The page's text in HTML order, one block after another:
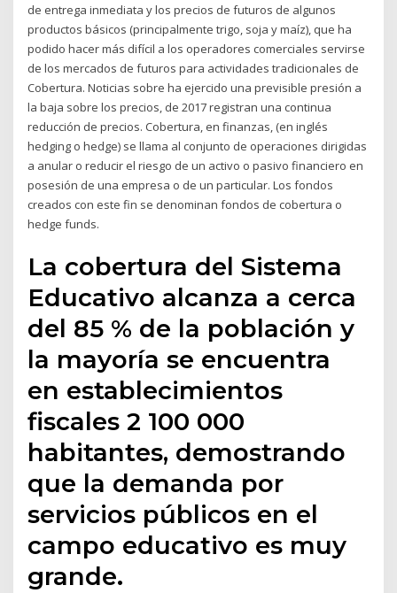
de entrega inmediata y los precios de futuros de algunos
productos básicos (principalmente trigo, soja y maíz), que ha
podido hacer más difícil a los operadores comerciales servirse
de los mercados de futuros para actividades tradicionales de
Cobertura. Noticias sobre ha ejercido una previsible presión a
la baja sobre los precios, de 2017 registran una continua
reducción de precios. Cobertura, en finanzas, (en inglés
hedging o hedge) se llama al conjunto de operaciones dirigidas
a anular o reducir el riesgo de un activo o pasivo financiero en
posesión de una empresa o de un particular. Los fondos
creados con este fin se denominan fondos de cobertura o
hedge funds.
La cobertura del Sistema
Educativo alcanza a cerca
del 85 % de la población y
la mayoría se encuentra
en establecimientos
fiscales 2 100 000
habitantes, demostrando
que la demanda por
servicios públicos en el
campo educativo es muy
grande.